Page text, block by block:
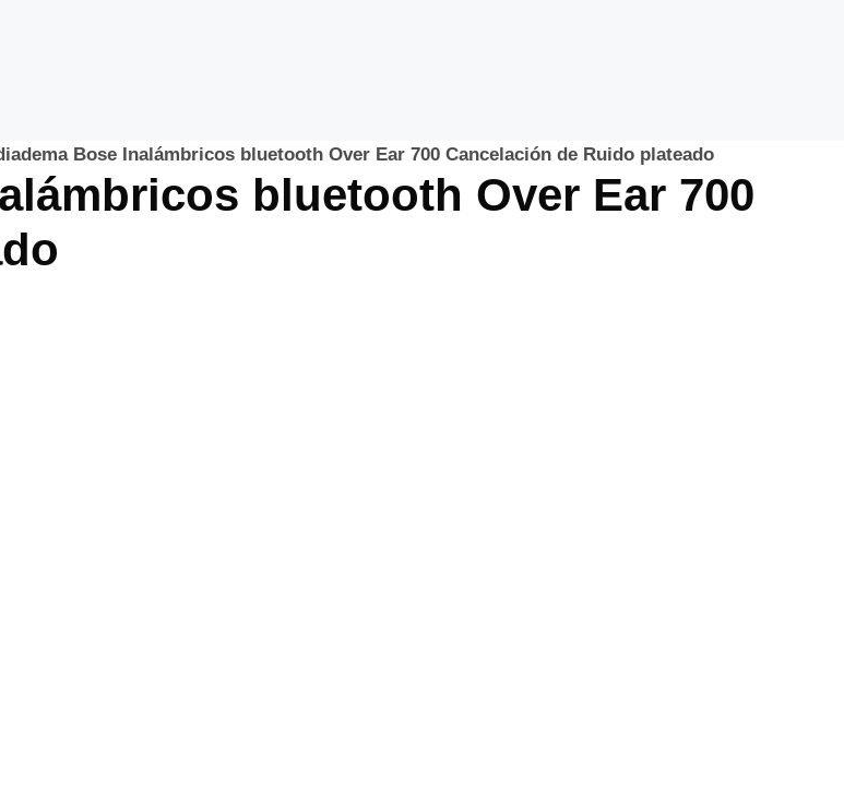
Bose Inalámbricos bluetooth Over Ear 700 Cancelación de Ruido plateado
bluetooth Over Ear 700